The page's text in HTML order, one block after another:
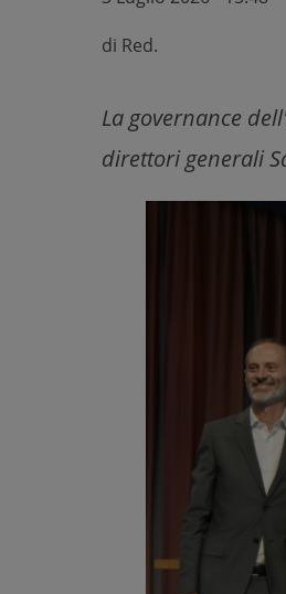
di Red.
La governance
direttori generali